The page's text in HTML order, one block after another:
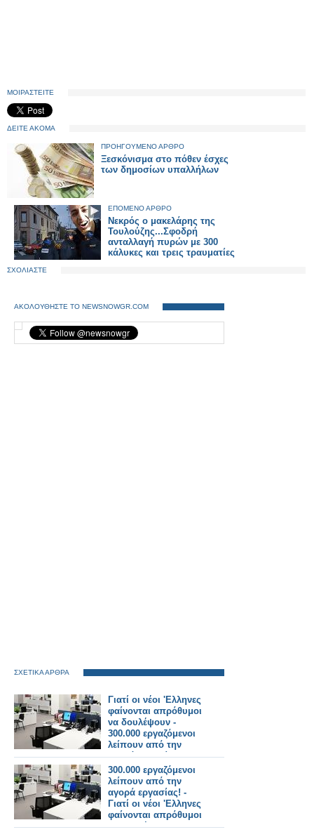
ΜΟΙΡΑΣΤΕΙΤΕ
ΔΕΙΤΕ ΑΚΟΜΑ
ΠΡΟΗΓΟΥΜΕΝΟ ΑΡΘΡΟ
Ξεσκόνισμα στο πόθεν έσχες
των δημοσίων υπαλλήλων
ΕΠΟΜΕΝΟ ΑΡΘΡΟ
Νεκρός ο μακελάρης της
Τουλούζης...Σφοδρή
ανταλλαγή πυρών με 300
κάλυκες και τρεις τραυματίες
ΣΧΟΛΙΑΣΤΕ
ΑΚΟΛΟΥΘΗΣΤΕ ΤΟ NEWSNOWGR.COM
ΣΧΕΤΙΚΑ ΑΡΘΡΑ
Γιατί οι νέοι 'Ελληνες
φαίνονται απρόθυμοι
να δουλέψουν -
300.000 εργαζόμενοι
λείπουν από την
αγορά εργασίας!
300.000 εργαζόμενοι
λείπουν από την
αγορά εργασίας! -
Γιατί οι νέοι 'Ελληνες
φαίνονται απρόθυμοι
να δουλέψουν